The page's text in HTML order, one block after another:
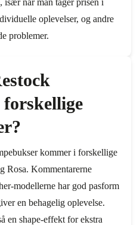
når man tager prisen i
oplevelser, og andre
problemer.
forskellige
kommer i forskellige
Rosa. Kommentarerne
modellerne har god pasform
en behagelig oplevelse.
en shape-effekt for ekstra